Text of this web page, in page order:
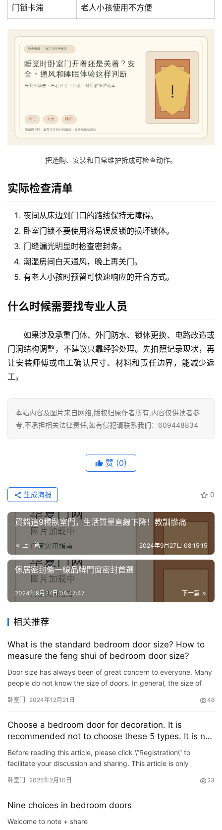
大
门
装
维
修
业
资
讯
我
登录 注册
门锁卡滞 老人小孩使用不方便
把选购、安装和日常维护拆成可检查动作。
实际检查清单
夜间从床边到门口的路线保持无障碍。
卧室门锁不要使用容易误反锁的损坏锁体。
门缝漏光明显时检查密封条。
潮湿房间白天通风，晚上再关门。
有老人小孩时预留可快速响应的开合方式。
什么时候需要找专业人员
如果涉及承重门体、外门防水、锁体更换、电路改造或
门洞结构调整，不建议只靠经验处理。先拍照记录现状，再
让安装师傅或电工确认尺寸、材料和责任边界，能减少返
工。
本站内容及图片来自网络,版权归原作者所有,内容仅供读者参
考,不承担相关法律责任,如有侵犯请联系我们：609448834
赞 (0)
0
生成海报
買錯這9種臥室門，生活質量直線下降！教訓慘痛
上一篇 2024年9月27日 08:15:15
傢居密封條一線品牌門窗密封首選
下一篇
2024年9月27日 08:47:47
相关推荐
What is the standard bedroom door size? How to
measure the feng shui of bedroom door size?
Door size has always been of great concern to everyone. Many
people do not know the size of doors. In general, the size of
卧室门 2024年12月21日 46
Choose a bedroom door for decoration. It is
recommended not to choose these 5 types. It is not
a slight silence, but too difficult to use.
Before reading this article, please click \”Registration\” to
facilitate your discussion and sharing. This article is only
卧室门 2025年2月10日 23
Nine choices in bedroom doors
Welcome to note + share